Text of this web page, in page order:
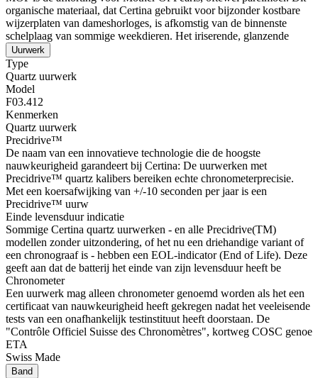
organische materiaal, dat Certina gebruikt voor bijzonder kostbare
wijzerplaten van dameshorloges, is afkomstig van de binnenste
schelplaag van sommige weekdieren. Het iriserende, glanzende
Uurwerk
Type
Quartz uurwerk
Model
F03.412
Kenmerken
Quartz uurwerk
Precidrive™
De naam van een innovatieve technologie die de hoogste
nauwkeurigheid garandeert bij Certina: De uurwerken met
Precidrive™ quartz kalibers bereiken echte chronometerprecisie.
Met een koersafwijking van +/-10 seconden per jaar is een
Precidrive™ uurw
Einde levensduur indicatie
Sommige Certina quartz uurwerken - en alle Precidrive(TM)
modellen zonder uitzondering, of het nu een driehandige variant of
een chronograaf is - hebben een EOL-indicator (End of Life). Deze
geeft aan dat de batterij het einde van zijn levensduur heeft be
Chronometer
Een uurwerk mag alleen chronometer genoemd worden als het een
certificaat van nauwkeurigheid heeft gekregen nadat het veeleisende
tests van een onafhankelijk testinstituut heeft doorstaan. De
"Contrôle Officiel Suisse des Chronomètres", kortweg COSC genoe
ETA
Swiss Made
Band